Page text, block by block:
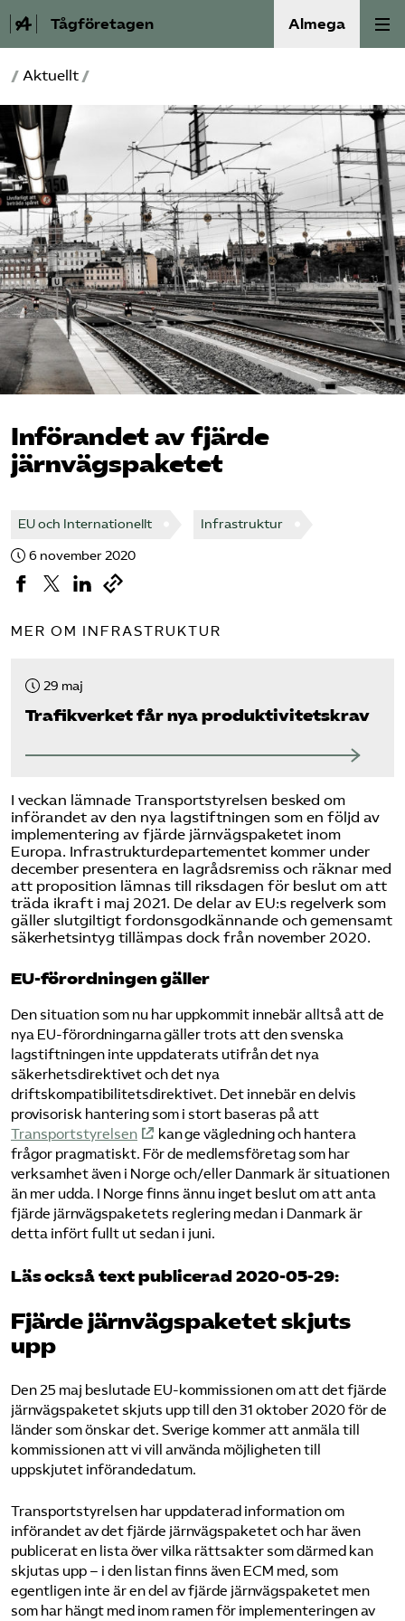
Tågföretagen Almega
Aktuellt
Reformagenda för järnvägen
Våra frågor
Aktiviteter
Om oss
Kontakt
Mina sidor (almega.se)
Bli medlem
/ Aktuellt /
Införandet av fjärde
järnvägspaketet
EU och Internationellt Infrastruktur
6 november 2020
MER OM INFRASTRUKTUR
29 maj
Trafikverket får nya produktivitetskrav
I veckan lämnade Transportstyrelsen besked om
införandet av den nya lagstiftningen som en följd av
implementering av fjärde järnvägspaketet inom
Europa. Infrastrukturdepartementet kommer under
december presentera en lagrådsremiss och räknar med
att proposition lämnas till riksdagen för beslut om att
träda ikraft i maj 2021. De delar av EU:s regelverk som
gäller slutgiltigt fordonsgodkännande och gemensamt
säkerhetsintyg tillämpas dock från november 2020.
EU-förordningen gäller
Den situation som nu har uppkommit innebär alltså att de
nya EU-förordningarna gäller trots att den svenska
lagstiftningen inte uppdaterats utifrån det nya
säkerhetsdirektivet och det nya
driftskompatibilitetsdirektivet. Det innebär en delvis
provisorisk hantering som i stort baseras på att
Transportstyrelsen
kan ge vägledning och hantera
frågor pragmatiskt. För de medlemsföretag som har
verksamhet även i Norge och/eller Danmark är situationen
än mer udda. I Norge finns ännu inget beslut om att anta
fjärde järnvägspaketets reglering medan i Danmark är
detta infört fullt ut sedan i juni.
Läs också text publicerad 2020-05-29:
Fjärde järnvägspaketet skjuts
upp
Den 25 maj beslutade EU-kommissionen om att det fjärde
järnvägspaketet skjuts upp till den 31 oktober 2020 för de
länder som önskar det. Sverige kommer att anmäla till
kommissionen att vi vill använda möjligheten till
uppskjutet införandedatum.
Transportstyrelsen har uppdaterad information om
införandet av det fjärde järnvägspaketet och har även
publicerat en lista över vilka rättsakter som därmed kan
skjutas upp – i den listan finns även ECM med, som
egentligen inte är en del av fjärde järnvägspaketet men
som har hängt med inom ramen för implementeringen av